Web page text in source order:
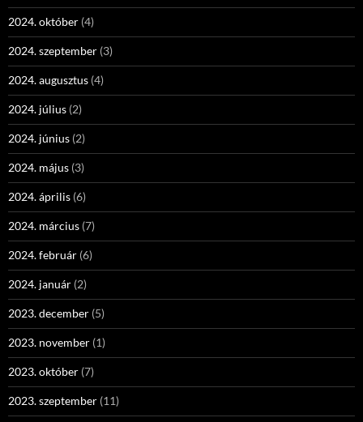
2024. október (4)
2024. szeptember (3)
2024. augusztus (4)
2024. július (2)
2024. június (2)
2024. május (3)
2024. április (6)
2024. március (7)
2024. február (6)
2024. január (2)
2023. december (5)
2023. november (1)
2023. október (7)
2023. szeptember (11)